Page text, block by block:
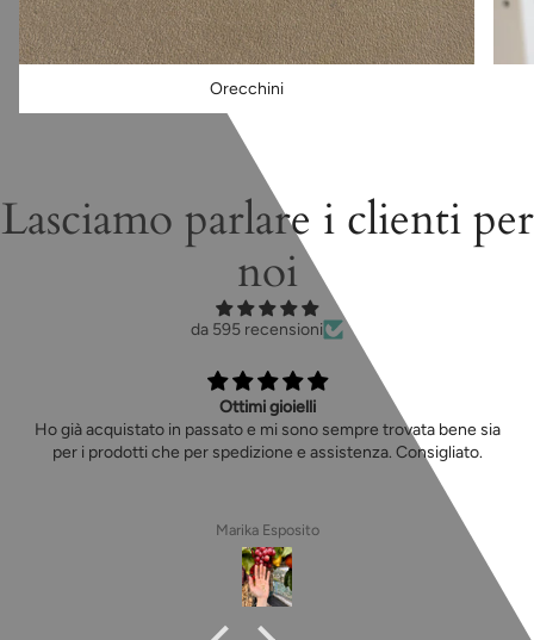
Orecchini
Lasciamo parlare i clienti per
noi
da 595 recensioni
Ottimi gioielli
Ho già acquistato in passato e mi sono sempre trovata bene sia
per i prodotti che per spedizione e assistenza. Consigliato.
Marika Esposito